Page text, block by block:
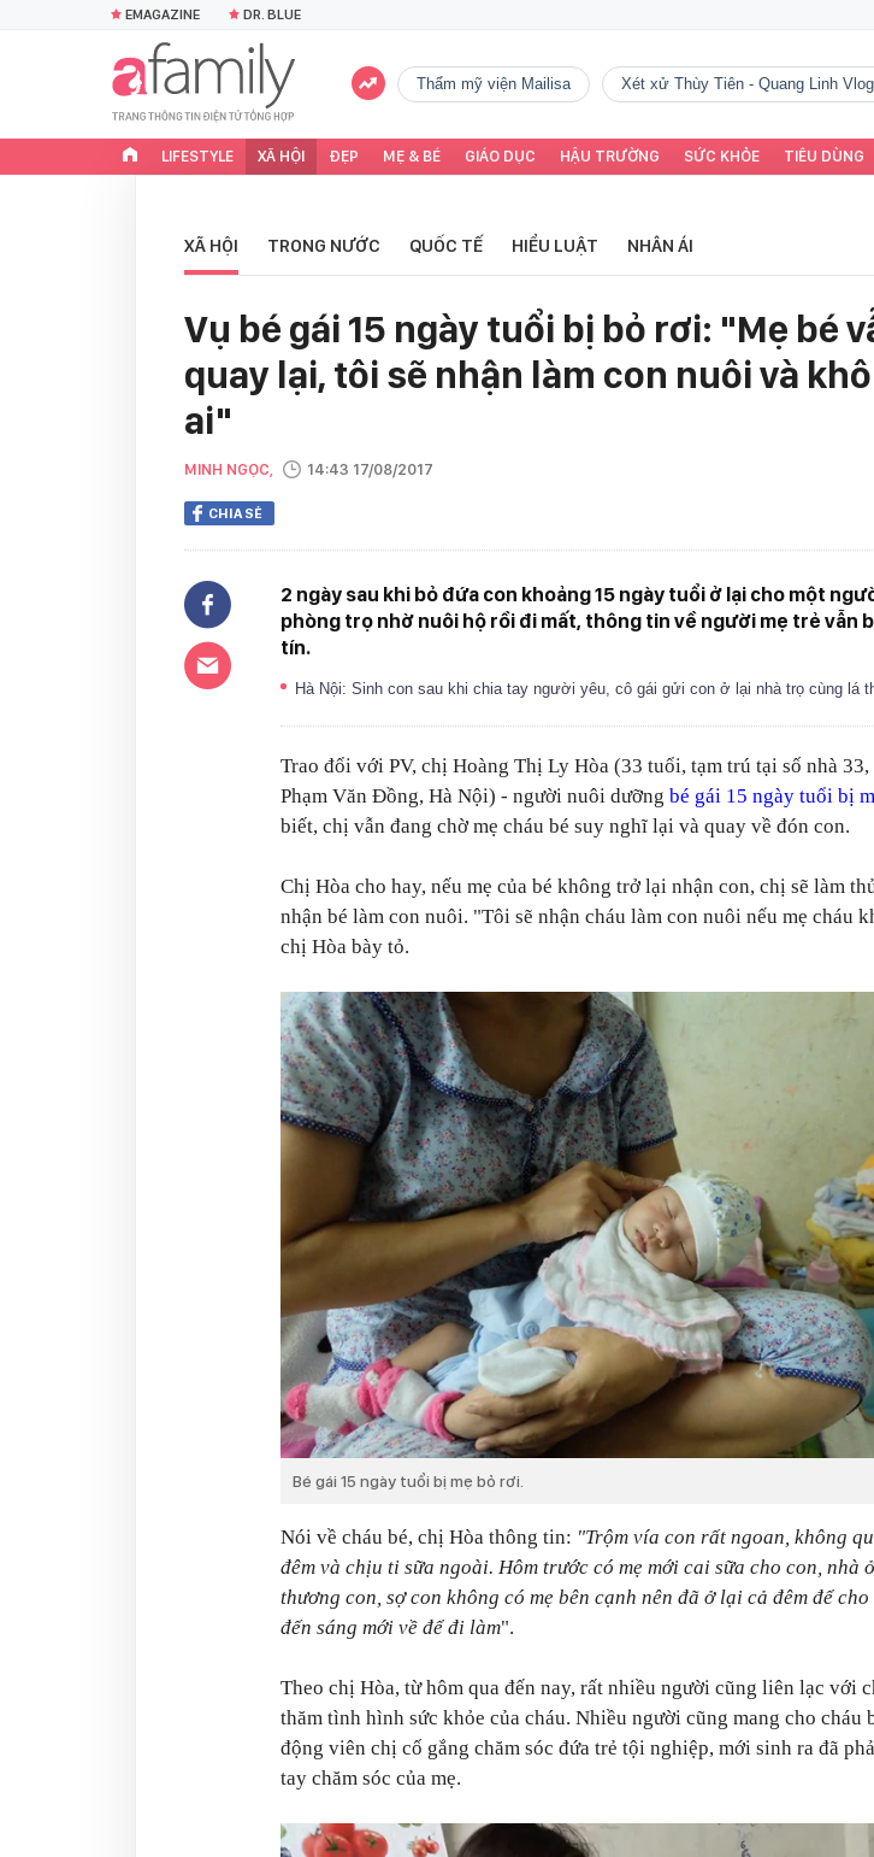
EMAGAZINE DR. BLUE
Thẩm mỹ viện Mailisa Xét xử Thùy Tiên - Quang Linh
LIFESTYLE XÃ HỘI ĐẸP MẸ & BÉ GIÁO DỤC HẬU TRƯỜNG SỨC KHỎE TIÊU DÙNG
XÃ HỘI TRONG NƯỚC QUỐC TẾ HIỂU LUẬT NHÂN ÁI
Vụ bé gái 15 ngày tuổi bị bỏ rơi: "Mẹ bé
quay lại, tôi sẽ nhận làm con nuôi và
ai"
MINH NGỌC, 14:43 17/08/2017
CHIA SẺ
2 ngày sau khi bỏ đứa con khoảng 15 ngày tuổi ở lại cho một
phòng trọ nhờ nuôi hộ rồi đi mất, thông tin về người mẹ trẻ vẫn
tín.
Hà Nội: Sinh con sau khi chia tay người yêu, cô gái gửi con ở lại nhà trọ cùng lá
Trao đổi với PV, chị Hoàng Thị Ly Hòa (33 tuổi, tạm trú tại số nhà 33,
Phạm Văn Đồng, Hà Nội) - người nuôi dưỡng bé gái 15 ngày tuổi bị
biết, chị vẫn đang chờ mẹ cháu bé suy nghĩ lại và quay về đón con.
Chị Hòa cho hay, nếu mẹ của bé không trở lại nhận con, chị sẽ làm
nhận bé làm con nuôi. "Tôi sẽ nhận cháu làm con nuôi nếu mẹ cháu
chị Hòa bày tỏ.
Bé gái 15 ngày tuổi bị mẹ bỏ rơi.
Nói về cháu bé, chị Hòa thông tin: "Trộm vía con rất ngoan, không
đêm và chịu ti sữa ngoài. Hôm trước có mẹ mới cai sữa cho con, nhà
thương con, sợ con không có mẹ bên cạnh nên đã ở lại cả đêm để
đến sáng mới về để đi làm".
Theo chị Hòa, từ hôm qua đến nay, rất nhiều người cũng liên lạc với
thăm tình hình sức khỏe của cháu. Nhiều người cũng mang cho cháu
động viên chị cố gắng chăm sóc đứa trẻ tội nghiệp, mới sinh ra đã
tay chăm sóc của mẹ.